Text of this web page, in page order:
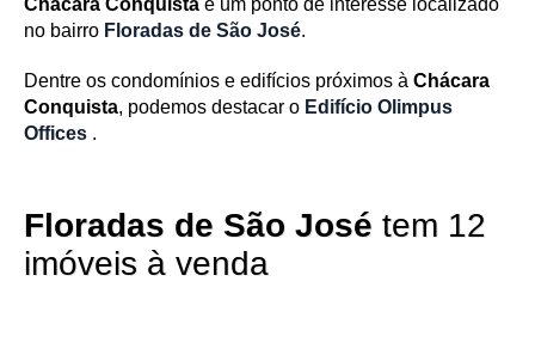
no bairro Floradas de São José.
Dentre os condomínios e edifícios próximos à Chácara
Conquista, podemos destacar o Edifício Olimpus
Offices .
Floradas de São José tem 12
imóveis à venda